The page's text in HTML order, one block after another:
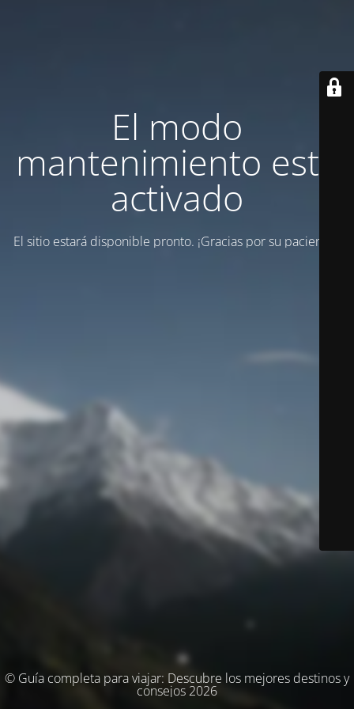
El modo
mantenimiento está
activado
El sitio estará disponible pronto. ¡Gracias por su paciencia!
© Guía completa para viajar: Descubre los mejores destinos y
consejos 2026